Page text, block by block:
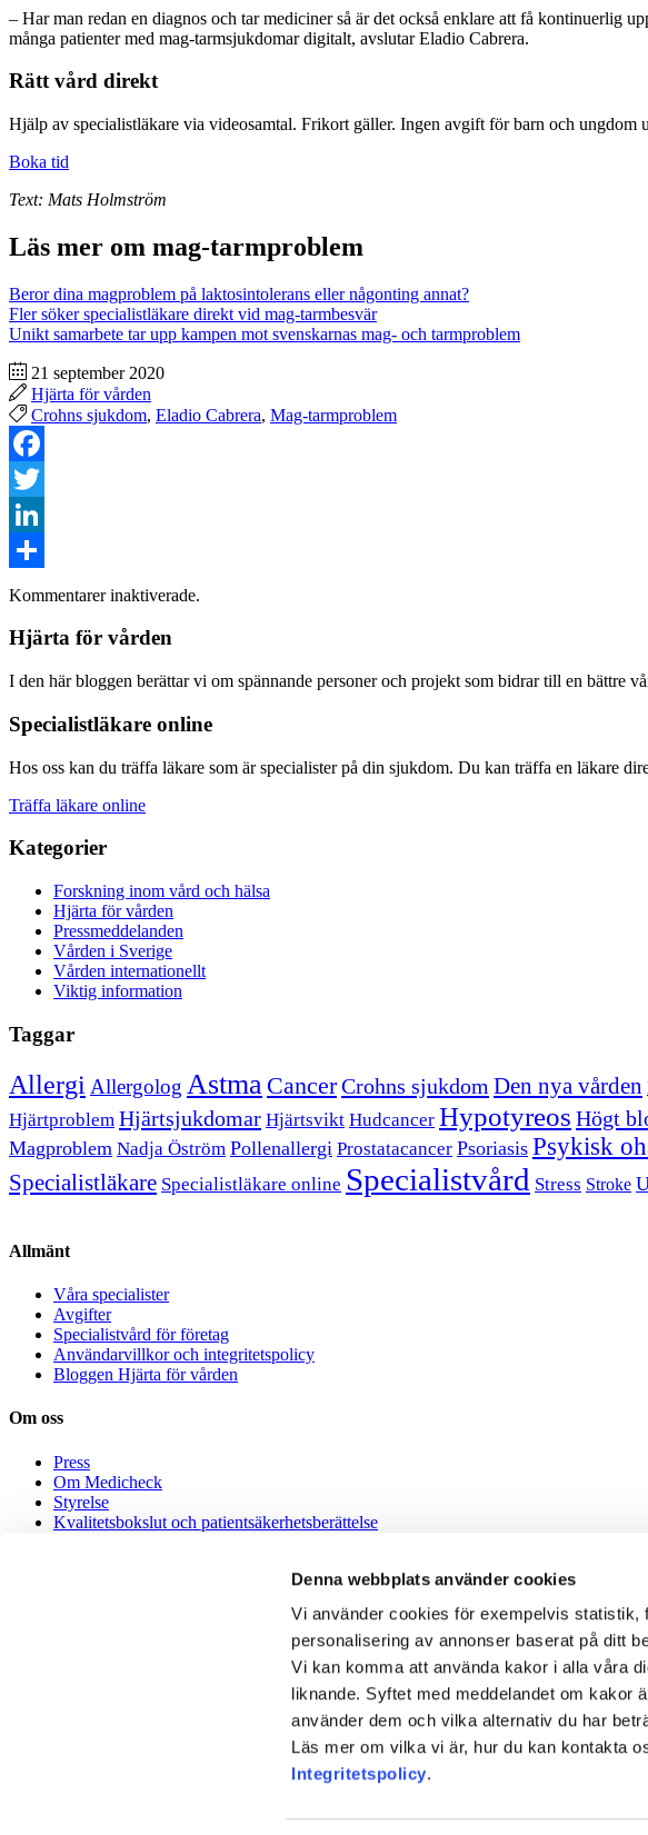
Denna webbplats använder cookies
Vi använder cookies för exempelvis
personalisering av annonser baserat på ditt
Vi kan komma att använda kakor i alla våra
liknande. Syftet med meddelandet om kakor
använder dem och vilka alternativ du har
Läs mer om vilka vi är, hur du kan kontakta
Integritetspolicy.
– Har man redan en diagnos och tar mediciner så är det också enklare att få kontinuerlig
många patienter med mag-tarmsjukdomar digitalt, avslutar Eladio Cabrera.
Rätt vård direkt
Hjälp av specialistläkare via videosamtal. Frikort gäller. Ingen avgift för barn och ungdom
Boka tid
Text: Mats Holmström
Läs mer om mag-tarmproblem
Beror dina magproblem på laktosintolerans eller någonting annat?
Fler söker specialistläkare direkt vid mag-tarmbesvär
Unikt samarbete tar upp kampen mot svenskarnas mag- och tarmproblem
21 september 2020
Hjärta för vården
Crohns sjukdom, Eladio Cabrera, Mag-tarmproblem
Facebook
Twitter
LinkedIn
Dela
Kommentarer inaktiverade.
Hjärta för vården
I den här bloggen berättar vi om spännande personer och projekt som bidrar till en bättre
Specialistläkare online
Hos oss kan du träffa läkare som är specialister på din sjukdom. Du kan träffa en läkare
Träffa läkare online
Kategorier
Forskning inom vård och hälsa
Hjärta för vården
Pressmeddelanden
Vården i Sverige
Vården internationellt
Viktig information
Taggar
Allergi Allergolog Astma CancerCrohns sjukdom Den nya vården
Hjärtproblem Hjärtsjukdomar Hjärtsvikt Hudcancer Hypotyreos Högt
Magproblem Nadja Öström Pollenallergi Prostatacancer Psoriasis Psykisk
Specialistläkare Specialistläkare online Specialistvård Stress Stroke
Allmänt
Våra specialister
Avgifter
Specialistvård för företag
Användarvillkor och integritetspolicy
Bloggen Hjärta för vården
Om oss
Press
Om Medicheck
Styrelse
Kvalitetsbokslut och patientsäkerhetsberättelse
English and multi lingual speaking doctors
Medicheck • 113126, R 311 • 106 53 Stockholm • Copyright © 2016-2026